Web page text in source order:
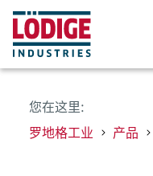
您在这里:
罗地格工业
产品